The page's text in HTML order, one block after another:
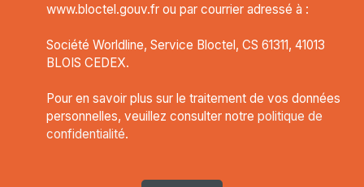
www.bloctel.gouv.fr ou par courrier adressé à :
Société Worldline, Service Bloctel, CS 61311, 41013
BLOIS CEDEX.
Pour en savoir plus sur le traitement de vos données
personnelles, veuillez consulter notre politique de
confidentialité.